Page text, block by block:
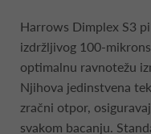
Harrows Dimplex S3
izdržljivog 100-
optimalnu ravnotežu
Njihova jedinstvena
zračni otpor,
svakom bacanju.